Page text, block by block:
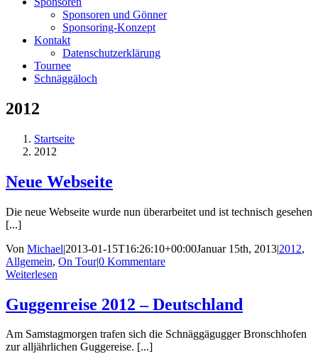
Sponsoren und Gönner
Sponsoring-Konzept
Kontakt
Datenschutzerklärung
Tournee
Schnäggäloch
2012
Startseite
2012
Neue Webseite
Die neue Webseite wurde nun überarbeitet und ist technisch gesehen
[...]
Von Michael|2013-01-15T16:26:10+00:00Januar 15th, 2013|2012,
Allgemein, On Tour|0 Kommentare
Weiterlesen
Guggenreise 2012 – Deutschland
Am Samstagmorgen trafen sich die Schnäggägugger Bronschhofen
zur alljährlichen Guggereise. [...]